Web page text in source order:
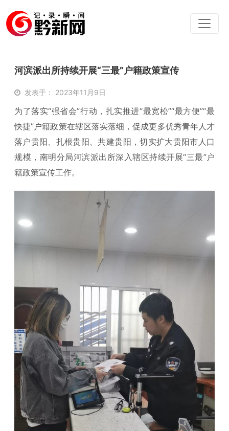
河滨派出所持续开展“三最”户籍政策宣传
发表于： 2023年11月9日
为了落实“强省会”行动，扎实推进“最宽松”“最方便”“最
快捷”户籍政策在辖区落实落细，促成更多优秀青年人才
落户贵阳、扎根贵阳、共建贵阳，切实扩大贵阳市人口
规模，南明分局河滨派出所深入辖区持续开展“三最”户
籍政策宣传工作。